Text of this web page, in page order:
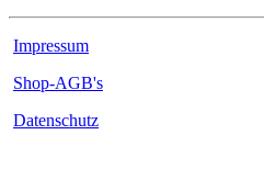
Impressum
Shop-AGB's
Datenschutz